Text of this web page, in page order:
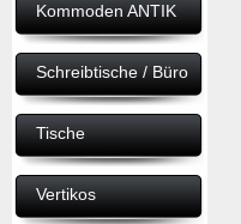
Kommoden ANTIK
Schreibtische / Büro
Tische
Vertikos